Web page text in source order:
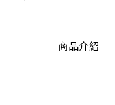
商品介紹